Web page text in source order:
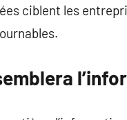
ciblent les